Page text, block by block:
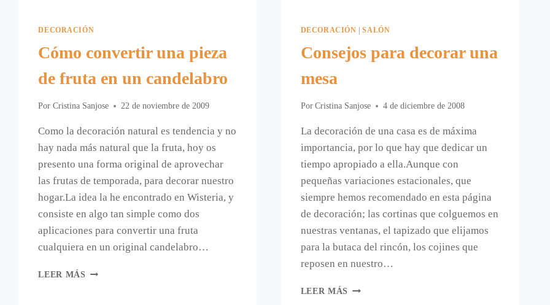
DECORACIÓN
Cómo convertir una pieza
de fruta en un candelabro
Por Cristina Sanjose 22 de noviembre de 2009
Como la decoración natural es tendencia y no
hay nada más natural que la fruta, hoy os
presento una forma original de aprovechar
las frutas de temporada, para decorar nuestro
hogar.La idea la he encontrado en Wisteria, y
consiste en algo tan simple como dos
aplicaciones para convertir una fruta
cualquiera en un original candelabro…
LEER MÁS CÓMO
DECORACIÓN |SALÓN
Consejos para decorar una
mesa
Por Cristina Sanjose 4 de diciembre de 2008
La decoración de una casa es de máxima
importancia, por lo que hay que dedicar un
tiempo apropiado a ella.Aunque con
pequeñas variaciones estacionales, que
siempre hemos recomendado en esta página
de decoración; las cortinas que colguemos en
nuestras ventanas, el tapizado que elijamos
para la butaca del rincón, los cojines que
reposen en nuestro…
LEER MÁS CONSEJOS